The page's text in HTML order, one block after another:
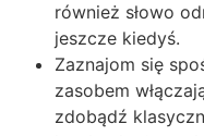
również słowo
jeszcze kiedyś.
Zaznajom się
zasobem
zdobądź